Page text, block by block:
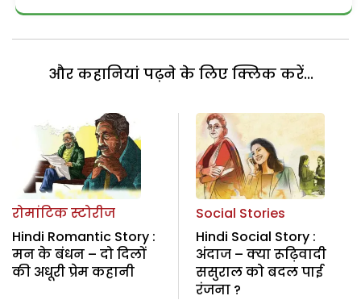
और कहानियां पढ़ने के लिए क्लिक करें...
रोमांटिक स्टोरीज
Hindi Romantic Story :
मन के बंधन – दो दिलों
की अधूरी प्रेम कहानी
Social Stories
Hindi Social Story :
अंदाज – क्या रूढ़िवादी
ससुराल को बदल पाई
रंजना ?